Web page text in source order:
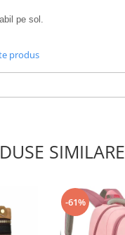
pe sol.
produs
SIMILARE
-61%